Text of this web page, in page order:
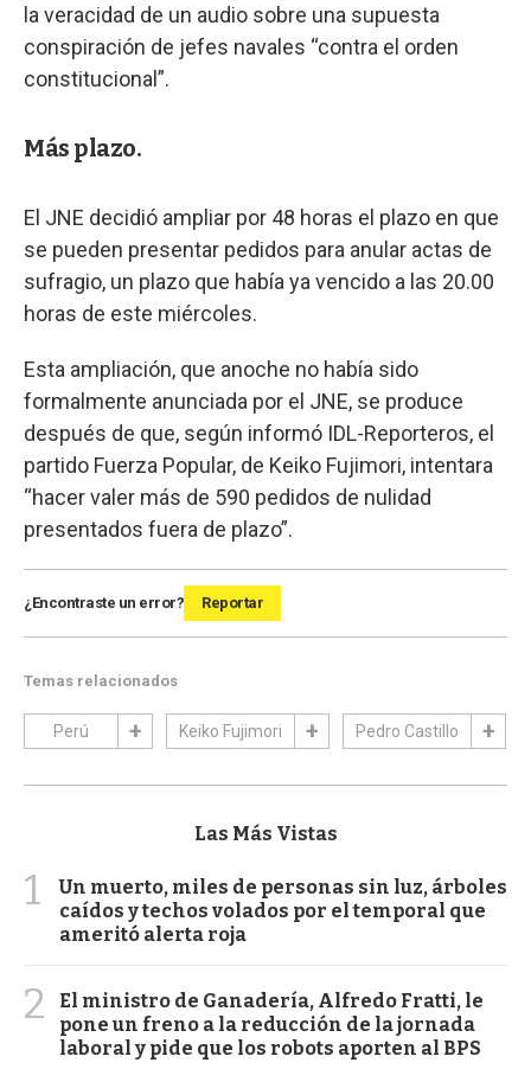
la veracidad de un audio sobre una supuesta
conspiración de jefes navales “contra el orden
constitucional”.
Más plazo.
El JNE decidió ampliar por 48 horas el plazo en que
se pueden presentar pedidos para anular actas de
sufragio, un plazo que había ya vencido a las 20.00
horas de este miércoles.
Esta ampliación, que anoche no había sido
formalmente anunciada por el JNE, se produce
después de que, según informó IDL-Reporteros, el
partido Fuerza Popular, de Keiko Fujimori, intentara
“hacer valer más de 590 pedidos de nulidad
presentados fuera de plazo”.
¿Encontraste un error? Reportar
Temas relacionados
Perú Keiko Fujimori Pedro Castillo
Las Más Vistas
1
Un muerto, miles de personas sin luz, árboles
caídos y techos volados por el temporal que
ameritó alerta roja
2
El ministro de Ganadería, Alfredo Fratti, le
pone un freno a la reducción de la jornada
laboral y pide que los robots aporten al BPS